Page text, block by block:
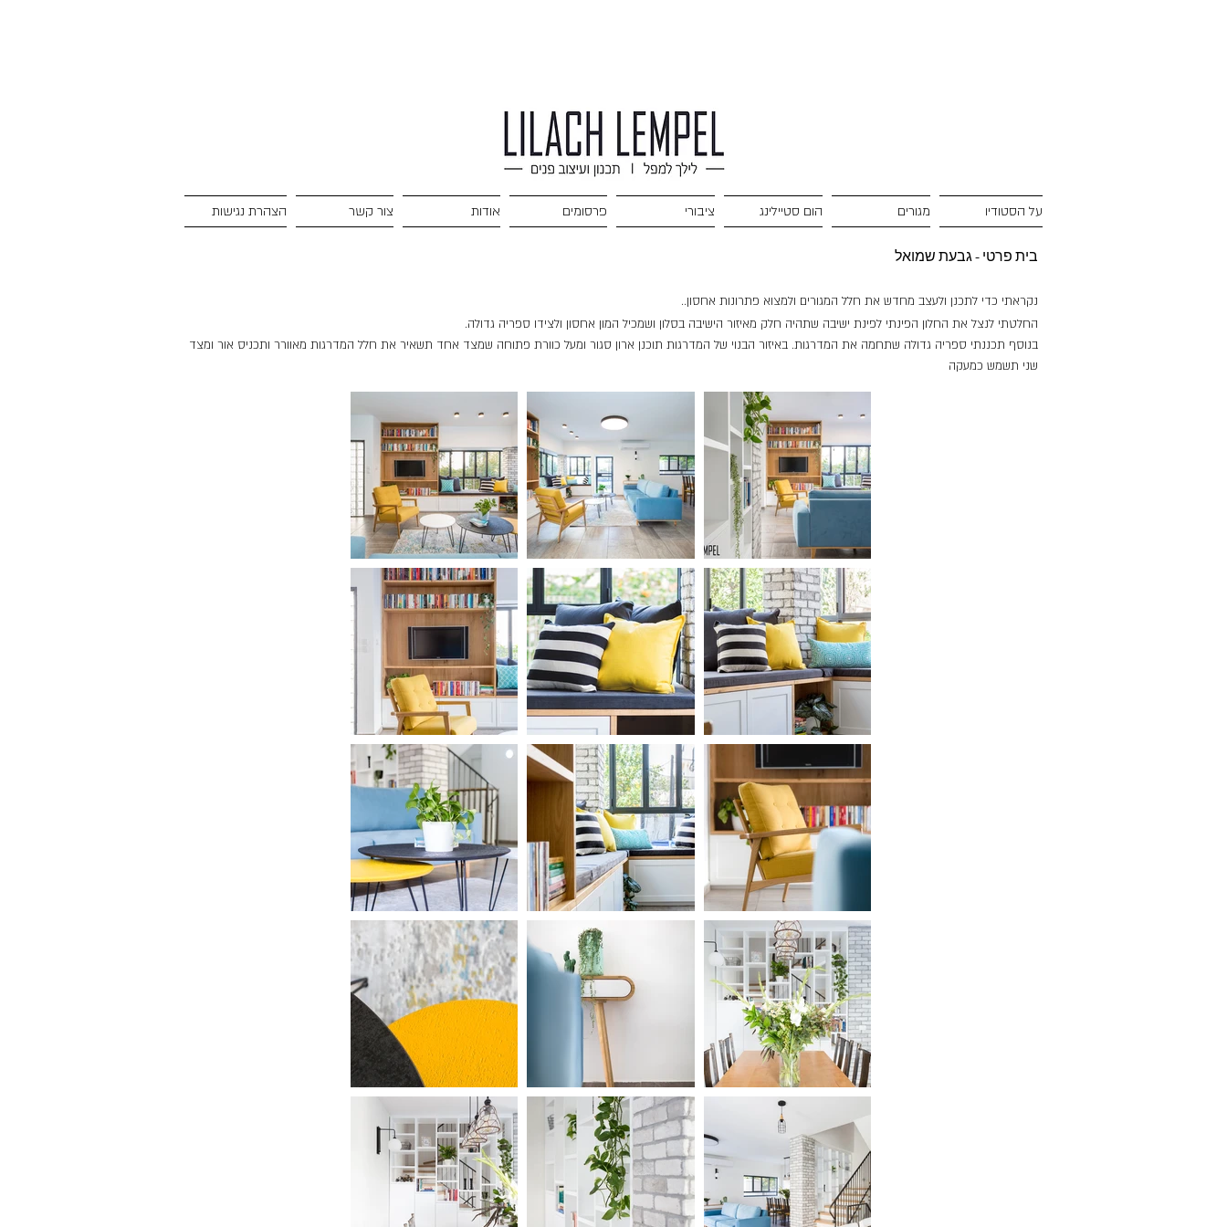
על הסטודיו מגורים הום סטיילינג ציבורי פרסומים אודות צור קשר הצהרת נגישות
בית פרטי - גבעת שמואל
נקראתי כדי לתכנן ולעצב מחדש את חלל המגורים ולמצוא פתרונות אחסון..
החלטתי לנצל את החלון הפינתי לפינת ישיבה שתהיה חלק מאיזור הישיבה בסלון ושמכיל המון אחסון ולצידו ספריה גדולה.
בנוסף תכננתי ספריה גדולה שתחמה את המדרגות. באיזור הבנוי של המדרגות תוכנן ארון סגור ומעל כוורת פתוחה שמצד אחד תשאיר את חלל המדרגות מאוורר ותכניס אור ומצד
שני תשמש כמעקה